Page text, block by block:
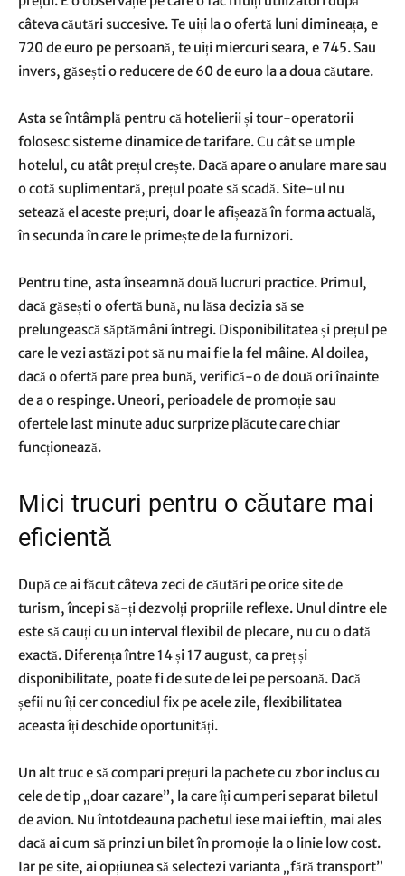
câteva căutări succesive. Te uiți la o ofertă luni dimineața, e
720 de euro pe persoană, te uiți miercuri seara, e 745. Sau
invers, găsești o reducere de 60 de euro la a doua căutare.
Asta se întâmplă pentru că hotelierii și tour-operatorii
folosesc sisteme dinamice de tarifare. Cu cât se umple
hotelul, cu atât prețul crește. Dacă apare o anulare mare sau
o cotă suplimentară, prețul poate să scadă. Site-ul nu
setează el aceste prețuri, doar le afișează în forma actuală,
în secunda în care le primește de la furnizori.
Pentru tine, asta înseamnă două lucruri practice. Primul,
dacă găsești o ofertă bună, nu lăsa decizia să se
prelungească săptămâni întregi. Disponibilitatea și prețul pe
care le vezi astăzi pot să nu mai fie la fel mâine. Al doilea,
dacă o ofertă pare prea bună, verifică-o de două ori înainte
de a o respinge. Uneori, perioadele de promoție sau
ofertele last minute aduc surprize plăcute care chiar
funcționează.
Mici trucuri pentru o căutare mai
eficientă
După ce ai făcut câteva zeci de căutări pe orice site de
turism, începi să-ți dezvolți propriile reflexe. Unul dintre ele
este să cauți cu un interval flexibil de plecare, nu cu o dată
exactă. Diferența între 14 și 17 august, ca preț și
disponibilitate, poate fi de sute de lei pe persoană. Dacă
șefii nu îți cer concediul fix pe acele zile, flexibilitatea
aceasta îți deschide oportunități.
Un alt truc e să compari prețuri la pachete cu zbor inclus cu
cele de tip „doar cazare”, la care îți cumperi separat biletul
de avion. Nu întotdeauna pachetul iese mai ieftin, mai ales
dacă ai cum să prinzi un bilet în promoție la o linie low cost.
Iar pe site, ai opțiunea să selectezi varianta „fără transport”